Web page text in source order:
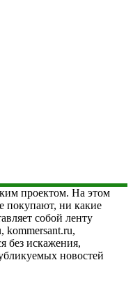
проектом. На этом
покупают, ни какие
собой ленту
kommersant.ru,
без искажения,
новостей